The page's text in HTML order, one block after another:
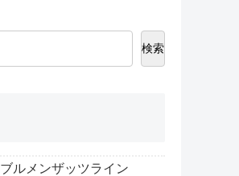
検索
ブルメンザッツライン